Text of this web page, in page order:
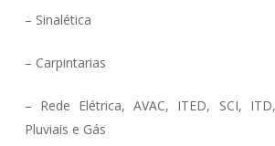
– Sinalética
– Carpintarias
– Rede Elétrica, AVAC, ITED, SCI,
Pluviais e Gás